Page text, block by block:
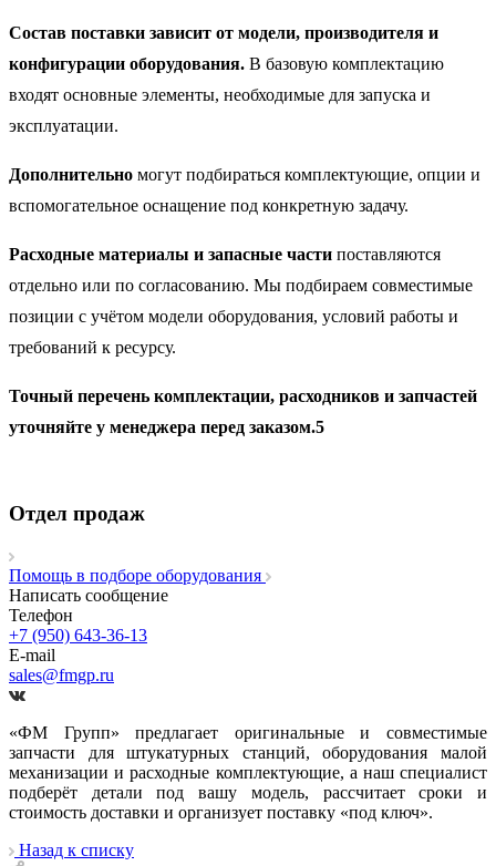
Состав поставки зависит от модели, производителя и
конфигурации оборудования. В базовую комплектацию
входят основные элементы, необходимые для запуска и
эксплуатации.
Дополнительно могут подбираться комплектующие, опции и
вспомогательное оснащение под конкретную задачу.
Расходные материалы и запасные части поставляются
отдельно или по согласованию. Мы подбираем совместимые
позиции с учётом модели оборудования, условий работы и
требований к ресурсу.
Точный перечень комплектации, расходников и запчастей
уточняйте у менеджера перед заказом.5
Отдел продаж
Помощь в подборе оборудования
Написать сообщение
Телефон
+7 (950) 643-36-13
E-mail
sales@fmgp.ru
«ФМ Групп» предлагает оригинальные и совместимые
запчасти для штукатурных станций, оборудования малой
механизации и расходные комплектующие, а наш специалист
подберёт детали под вашу модель, рассчитает сроки и
стоимость доставки и организует поставку «под ключ».
Назад к списку